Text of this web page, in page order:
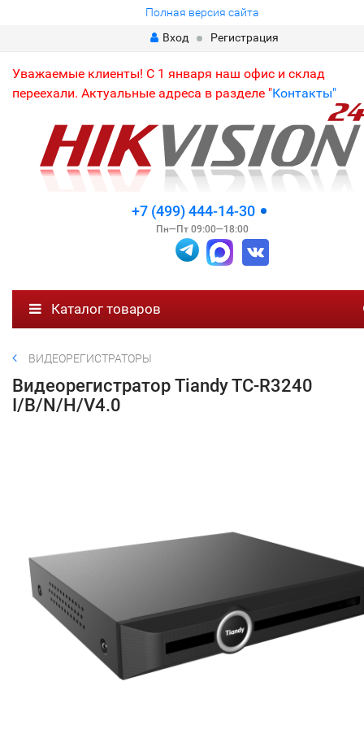
Полная версия сайта
Вход
Регистрация
Уважаемые клиенты! С 1 января наш офис и склад
переехали. Актуальные адреса в разделе "Контакты"
+7 (499) 444-14-30
Пн—Пт 09:00—18:00
Каталог товаров
ВИДЕОРЕГИСТРАТОРЫ
Видеорегистратор Tiandy TC-R3240
I/B/N/H/V4.0